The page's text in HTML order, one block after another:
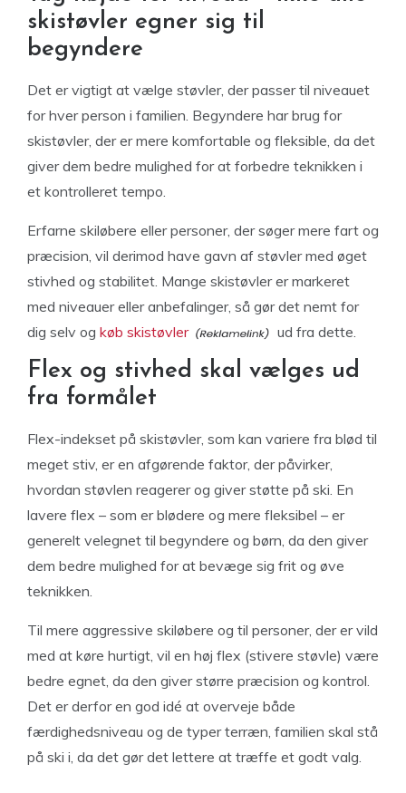
skistøvler egner sig til
begyndere
Det er vigtigt at vælge støvler, der passer til niveauet
for hver person i familien. Begyndere har brug for
skistøvler, der er mere komfortable og fleksible, da det
giver dem bedre mulighed for at forbedre teknikken i
et kontrolleret tempo.
Erfarne skiløbere eller personer, der søger mere fart og
præcision, vil derimod have gavn af støvler med øget
stivhed og stabilitet. Mange skistøvler er markeret
med niveauer eller anbefalinger, så gør det nemt for
dig selv og køb skistøvler ud fra dette.
Flex og stivhed skal vælges ud
fra formålet
Flex-indekset på skistøvler, som kan variere fra blød til
meget stiv, er en afgørende faktor, der påvirker,
hvordan støvlen reagerer og giver støtte på ski. En
lavere flex – som er blødere og mere fleksibel – er
generelt velegnet til begyndere og børn, da den giver
dem bedre mulighed for at bevæge sig frit og øve
teknikken.
Til mere aggressive skiløbere og til personer, der er vild
med at køre hurtigt, vil en høj flex (stivere støvle) være
bedre egnet, da den giver større præcision og kontrol.
Det er derfor en god idé at overveje både
færdighedsniveau og de typer terræn, familien skal stå
på ski i, da det gør det lettere at træffe et godt valg.